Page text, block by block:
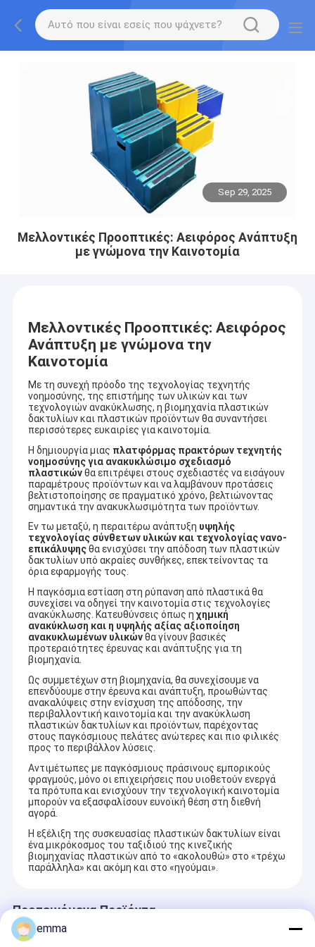
Sep 29, 2025
Μελλοντικές Προοπτικές: Αειφόρος Ανάπτυξη
με γνώμονα την Καινοτομία
Μελλοντικές Προοπτικές: Αειφόρος
Ανάπτυξη με γνώμονα την
Καινοτομία
Με τη συνεχή πρόοδο της τεχνολογίας τεχνητής
νοημοσύνης, της επιστήμης των υλικών και των
τεχνολογιών ανακύκλωσης, η βιομηχανία πλαστικών
δακτυλίων και πλαστικών προϊόντων θα συναντήσει
περισσότερες ευκαιρίες για καινοτομία.
Η δημιουργία μιας πλατφόρμας πρακτόρων τεχνητής
νοημοσύνης για ανακυκλώσιμο σχεδιασμό
πλαστικώνθα επιτρέψει στους σχεδιαστές να εισάγουν
παραμέτρους προϊόντων και να λαμβάνουν προτάσεις
βελτιστοποίησης σε πραγματικό χρόνο, βελτιώνοντας
σημαντικά την ανακυκλωσιμότητα των προϊόντων.
Εν τω μεταξύ, η περαιτέρω ανάπτυξη υψηλής
τεχνολογίας σύνθετων υλικών και τεχνολογίας νανο-
επικάλυψηςθα ενισχύσει την απόδοση των πλαστικών
δακτυλίων υπό ακραίες συνθήκες, επεκτείνοντας τα
όρια εφαρμογής τους.
Η παγκόσμια εστίαση στη ρύπανση από πλαστικά θα
συνεχίσει να οδηγεί την καινοτομία στις τεχνολογίες
ανακύκλωσης. Κατευθύνσεις όπως η χημική
ανακύκλωση και η υψηλής αξίας αξιοποίηση
ανακυκλωμένων υλικώνθα γίνουν βασικές
προτεραιότητες έρευνας και ανάπτυξης για τη
βιομηχανία.
Ως συμμετέχων στη βιομηχανία, θα συνεχίσουμε να
επενδύουμε στην έρευνα και ανάπτυξη, προωθώντας
ανακαλύψεις στην ενίσχυση της απόδοσης, την
περιβαλλοντική καινοτομία και την ανακύκλωση
πλαστικών δακτυλίων και προϊόντων, παρέχοντας
στους παγκόσμιους πελάτες ανώτερες και πιο φιλικές
προς το περιβάλλον λύσεις.
Αντιμέτωπες με παγκόσμιους πράσινους εμπορικούς
φραγμούς, μόνο οι επιχειρήσεις που υιοθετούν ενεργά
τα πρότυπα και ενισχύουν την τεχνολογική καινοτομία
μπορούν να εξασφαλίσουν ευνοϊκή θέση στη διεθνή
αγορά.
Η εξέλιξη της συσκευασίας πλαστικών δακτυλίων είναι
ένα μικρόκοσμος του ταξιδιού της κινεζικής
βιομηχανίας πλαστικών από το «ακολουθώ» στο «τρέχω
παράλληλα» και ακόμη και στο «ηγούμαι».
Προτεινόμενα Προϊόντα
emma